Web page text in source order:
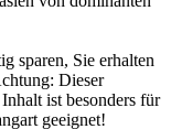
sparen, Sie erhalten
Dieser
ist besonders für
geeignet!